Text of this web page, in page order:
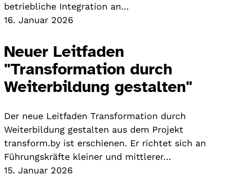
betriebliche Integration an…
16. Januar 2026
Neuer Leitfaden
"Transformation durch
Weiterbildung gestalten"
Der neue Leitfaden Transformation durch
Weiterbildung gestalten aus dem Projekt
transform.by ist erschienen. Er richtet sich an
Führungskräfte kleiner und mittlerer…
15. Januar 2026